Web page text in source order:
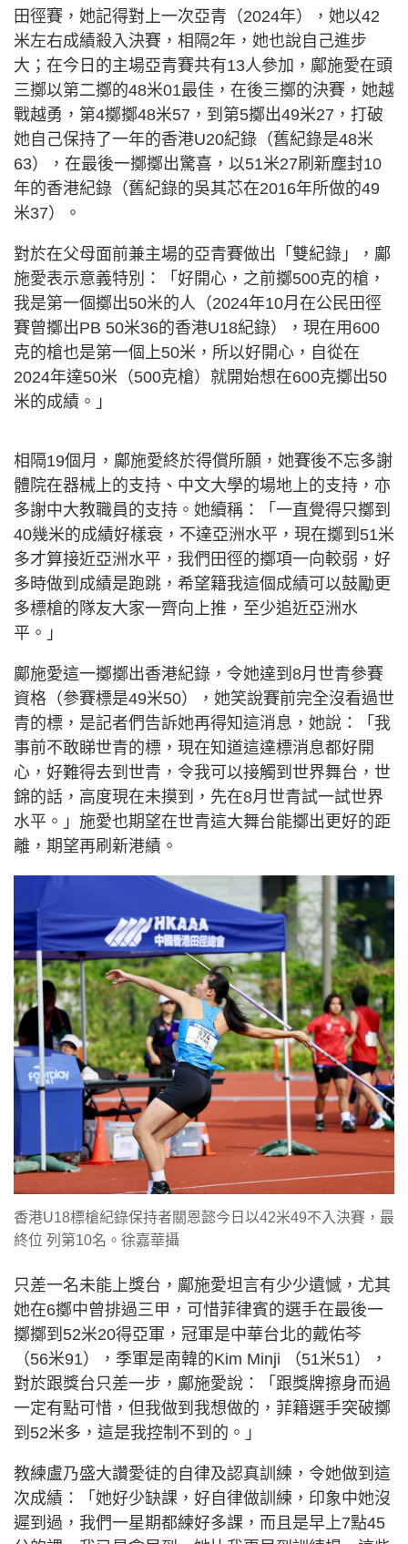
田徑賽，她記得對上一次亞青（2024年），她以42
米左右成績殺入決賽，相隔2年，她也說自己進步
大；在今日的主場亞青賽共有13人參加，鄺施愛在頭
三擲以第二擲的48米01最佳，在後三擲的決賽，她越
戰越勇，第4擲擲48米57，到第5擲出49米27，打破
她自己保持了一年的香港U20紀錄（舊紀錄是48米
63），在最後一擲擲出驚喜，以51米27刷新塵封10
年的香港紀錄（舊紀錄的吳其芯在2016年所做的49
米37）。
對於在父母面前兼主場的亞青賽做出「雙紀錄」，鄺
施愛表示意義特別：「好開心，之前擲500克的槍，
我是第一個擲出50米的人（2024年10月在公民田徑
賽曾擲出PB 50米36的香港U18紀錄），現在用600
克的槍也是第一個上50米，所以好開心，自從在
2024年達50米（500克槍）就開始想在600克擲出50
米的成績。」
相隔19個月，鄺施愛終於得償所願，她賽後不忘多謝
體院在器械上的支持、中文大學的場地上的支持，亦
多謝中大教職員的支持。她續稱：「一直覺得只擲到
40幾米的成績好樣衰，不達亞洲水平，現在擲到51米
多才算接近亞洲水平，我們田徑的擲項一向較弱，好
多時做到成績是跑跳，希望籍我這個成績可以鼓勵更
多標槍的隊友大家一齊向上推，至少追近亞洲水
平。」
鄺施愛這一擲擲出香港紀錄，令她達到8月世青參賽
資格（參賽標是49米50），她笑說賽前完全沒看過世
青的標，是記者們告訴她再得知這消息，她說：「我
事前不敢睇世青的標，現在知道這達標消息都好開
心，好難得去到世青，令我可以接觸到世界舞台，世
錦的話，高度現在未摸到，先在8月世青試一試世界
水平。」施愛也期望在世青這大舞台能擲出更好的距
離，期望再刷新港績。
香港U18標槍紀錄保持者關恩懿今日以42米49不入決賽，最
終位 列第10名。徐嘉華攝
只差一名未能上獎台，鄺施愛坦言有少少遺憾，尤其
她在6擲中曾排過三甲，可惜菲律賓的選手在最後一
擲擲到52米20得亞軍，冠軍是中華台北的戴佑芩
（56米91），季軍是南韓的Kim Minji （51米51），
對於跟獎台只差一步，鄺施愛說：「跟獎牌擦身而過
一定有點可惜，但我做到我想做的，菲籍選手突破擲
到52米多，這是我控制不到的。」
教練盧乃盛大讚愛徒的自律及認真訓練，令她做到這
次成績：「她好少缺課，好自律做訓練，印象中她沒
遲到過，我們一星期都練好多課，而且是早上7點45